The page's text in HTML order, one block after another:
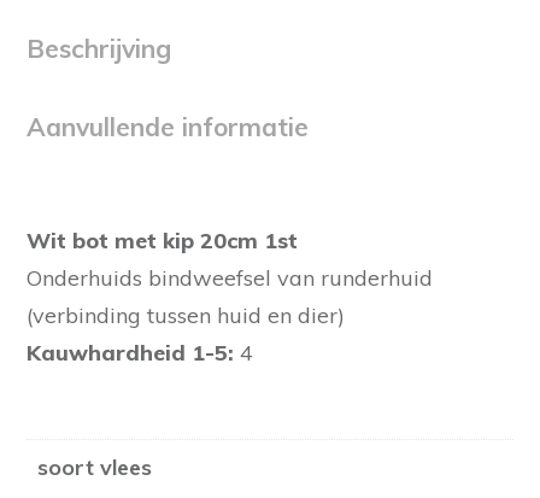
aantal
Beschrijving
Aanvullende informatie
Wit bot met kip 20cm 1st
Onderhuids bindweefsel van runderhuid
(verbinding tussen huid en dier)
Kauwhardheid 1-5: 4
soort vlees